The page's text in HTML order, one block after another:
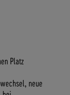
Platz
neue